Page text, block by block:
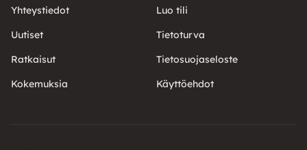
Yhteystiedot
Uutiset
Ratkaisut
Kokemuksia
Luo tili
Tietoturva
Tietosuojaseloste
Käyttöehdot